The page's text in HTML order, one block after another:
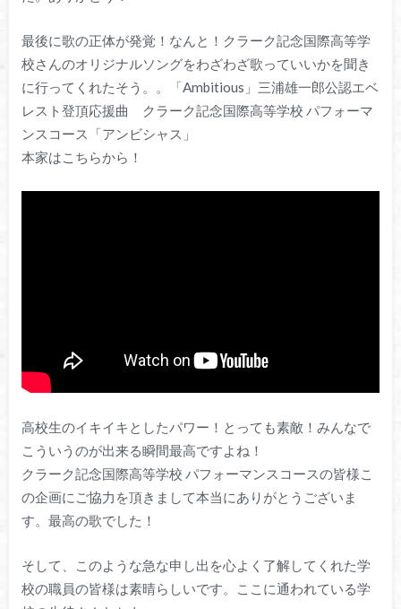
最後に歌の正体が発覚！なんと！クラーク記念国際高等学
校さんのオリジナルソングをわざわざ歌っていいかを聞き
に行ってくれたそう。。「Ambitious」三浦雄一郎公認エベ
レスト登頂応援曲 クラーク記念国際高等学校 パフォーマ
ンスコース「アンビシャス」
本家はこちらから！
高校生のイキイキとしたパワー！とっても素敵！みんなで
こういうのが出来る瞬間最高ですよね！
クラーク記念国際高等学校 パフォーマンスコースの皆様こ
の企画にご協力を頂きまして本当にありがとうございま
す。最高の歌でした！
そして、このような急な申し出を心よく了解してくれた学
校の職員の皆様は素晴らしいです。ここに通われている学